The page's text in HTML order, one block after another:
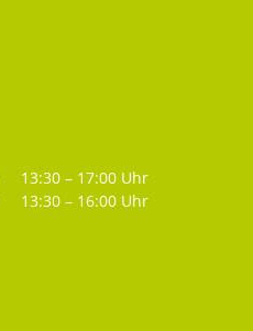
13:30 – 17:00 Uhr
13:30 – 16:00 Uhr